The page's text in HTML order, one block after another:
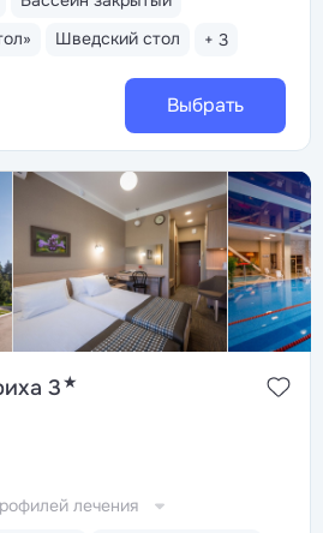
Шведский стол + 3
Выбрать
3★
лечения